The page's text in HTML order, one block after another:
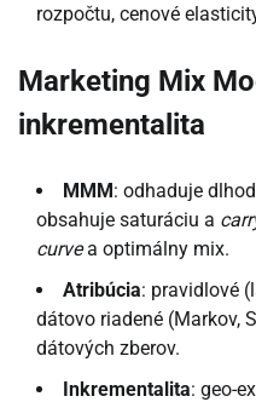
rozpočtu, cenové
Marketing Mix
inkrementalita
MMM: odhaduje
obsahuje saturáciu a
curvea optimálny mix.
Atribúcia: pravidlové
dátovo riadené (Markov,
dátových zberov.
Inkrementalita: geo-